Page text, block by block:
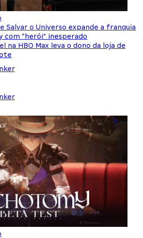
Salvar o Universo expande a franquia
com “herói” inesperado
na HBO Max leva o dono da loja de